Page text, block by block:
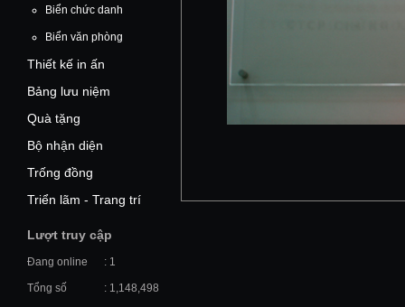
Biển chức danh
Biển văn phòng
Thiết kế in ấn
Bảng lưu niệm
Quà tặng
Bộ nhận diện
Trống đồng
Triển lãm - Trang trí
Lượt truy cập
Đang online : 1
Tổng số : 1,148,498